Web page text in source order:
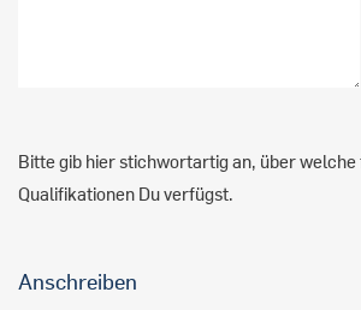
Bitte gib hier stichwortartig an, über
Qualifikationen Du verfügst.
Anschreiben